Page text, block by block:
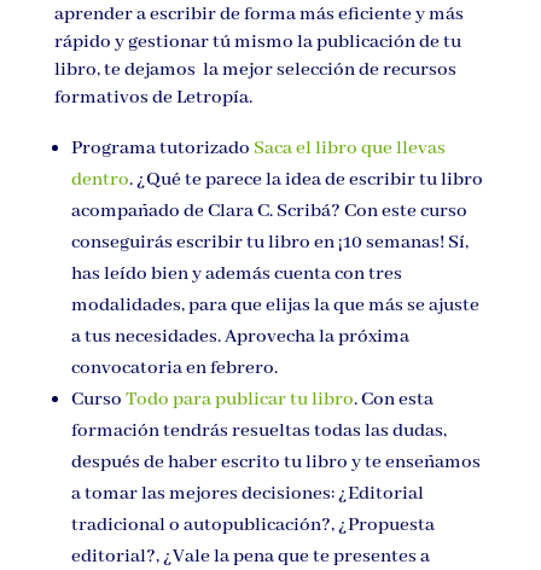
aprender a escribir de forma más eficiente y más
rápido y gestionar tú mismo la publicación de tu
libro, te dejamos la mejor selección de recursos
formativos de Letropía.
Programa tutorizado Saca el libro que llevas
dentro. ¿Qué te parece la idea de escribir tu libro
acompañado de Clara C. Scribá? Con este curso
conseguirás escribir tu libro en ¡10 semanas! Sí,
has leído bien y además cuenta con tres
modalidades, para que elijas la que más se ajuste
a tus necesidades. Aprovecha la próxima
convocatoria en febrero.
Curso Todo para publicar tu libro. Con esta
formación tendrás resueltas todas las dudas,
después de haber escrito tu libro y te enseñamos
a tomar las mejores decisiones: ¿Editorial
tradicional o autopublicación?, ¿Propuesta
editorial?, ¿Vale la pena que te presentes a